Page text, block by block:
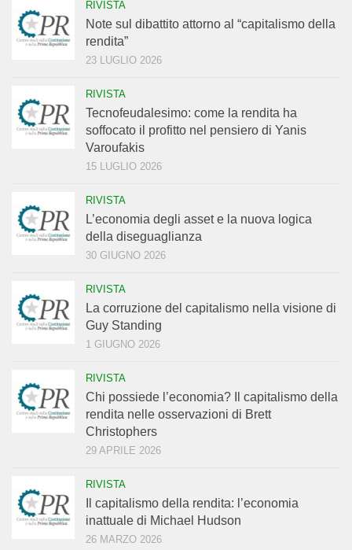
RIVISTA
Note sul dibattito attorno al “capitalismo della
rendita”
23 LUGLIO 2026
RIVISTA
Tecnofeudalesimo: come la rendita ha
soffocato il profitto nel pensiero di Yanis
Varoufakis
15 LUGLIO 2026
RIVISTA
L’economia degli asset e la nuova logica
della diseguaglianza
30 GIUGNO 2026
RIVISTA
La corruzione del capitalismo nella visione di
Guy Standing
1 GIUGNO 2026
RIVISTA
Chi possiede l’economia? Il capitalismo della
rendita nelle osservazioni di Brett
Christophers
29 APRILE 2026
RIVISTA
Il capitalismo della rendita: l’economia
inattuale di Michael Hudson
26 MARZO 2026